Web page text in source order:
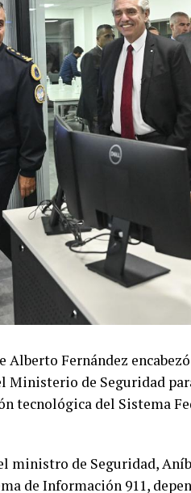
Alberto Fernández
Ministerio de Seguridad
tecnológica del Sistema
ministro de Seguridad,
de Información 911,